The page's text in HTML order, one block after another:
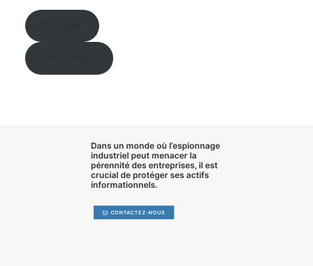
Dans un monde où l’espionnage
industriel peut menacer la
pérennité des entreprises, il est
crucial de protéger ses actifs
informationnels.
CONTACTEZ-NOUS